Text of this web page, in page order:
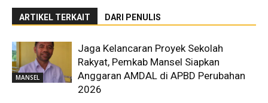
ARTIKEL TERKAIT DARI PENULIS
MANSEL
Jaga Kelancaran Proyek Sekolah
Rakyat, Pemkab Mansel Siapkan
Anggaran AMDAL di APBD Perubahan
2026